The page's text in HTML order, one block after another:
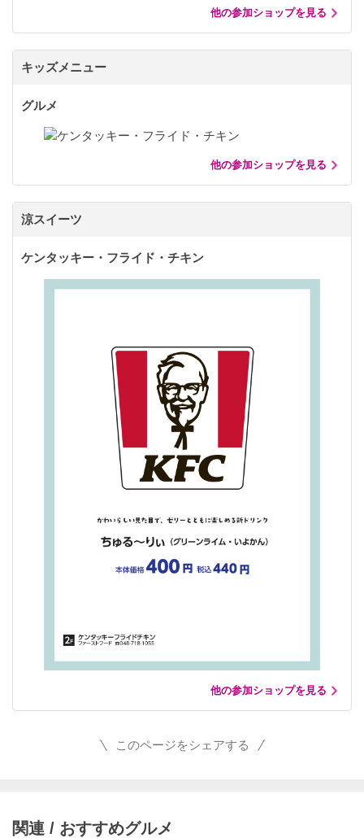
他の参加ショップを見る
キッズメニュー
グルメ
他の参加ショップを見る
涼スイーツ
ケンタッキー・フライド・チキン
他の参加ショップを見る
このページをシェアする
関連 / おすすめグルメ